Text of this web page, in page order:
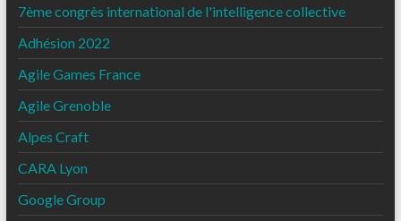
7ème congrès international de l'intelligence collective
Adhésion 2022
Agile Games France
Agile Grenoble
Alpes Craft
CARA Lyon
Google Group